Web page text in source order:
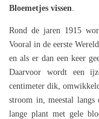
Bloemetjes vissen
Rond de jaren 1915
Vooral in de eerste
en als er dan een keer
Daarvoor wordt een
centimeter dik,
stroom in, meestal langs
lange plant met gele